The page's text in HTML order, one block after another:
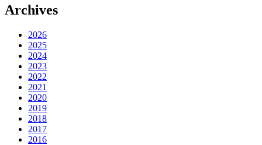
Archives
2026
2025
2024
2023
2022
2021
2020
2019
2018
2017
2016